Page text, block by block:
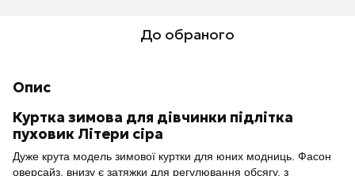
До обраного
Опис
Куртка зимова для дівчинки підлітка
пуховик Літери сіра
Дуже крута модель зимової куртки для юних модниць. Фасон
оверсайз, внизу є затяжки для регулювання обсягу, з